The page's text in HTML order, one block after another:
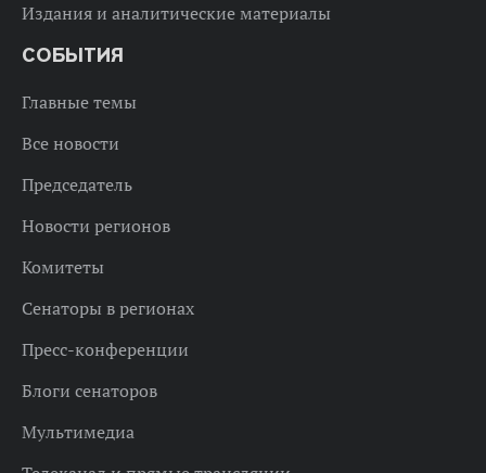
Издания и аналитические материалы
СОБЫТИЯ
Главные темы
Все новости
Председатель
Новости регионов
Комитеты
Сенаторы в регионах
Пресс-конференции
Блоги сенаторов
Мультимедиа